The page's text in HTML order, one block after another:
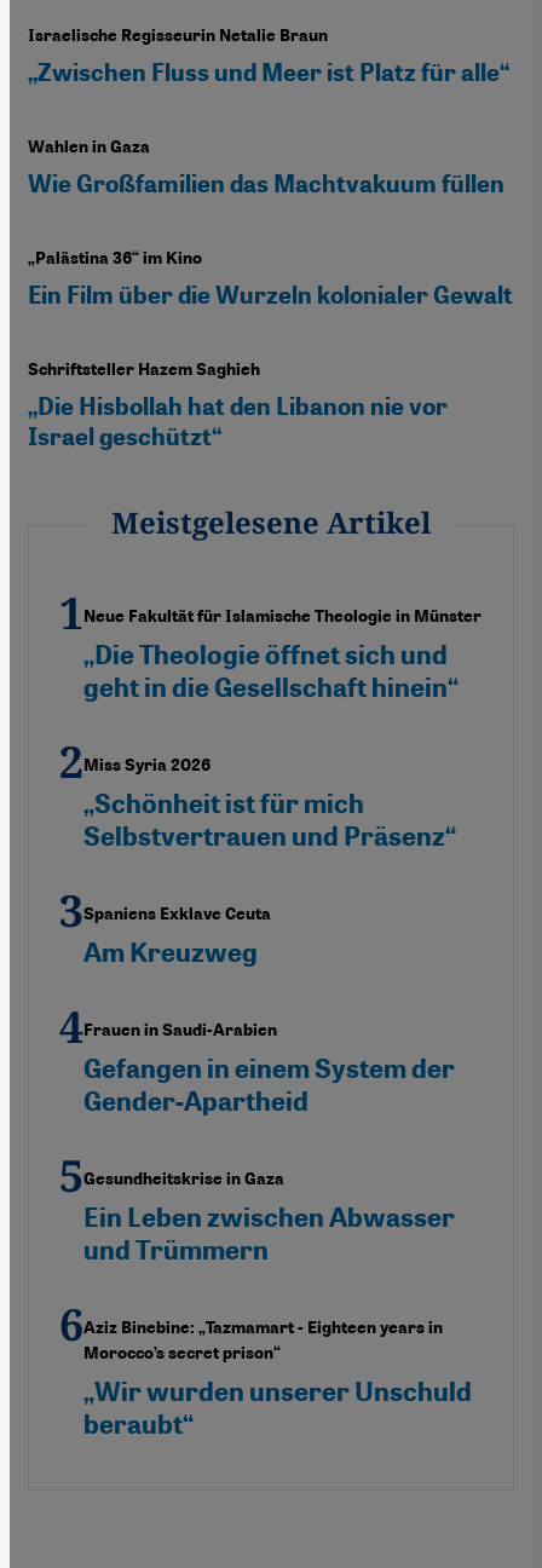
Israelische Regisseurin Netalie Braun
„Zwischen Fluss und Meer ist Platz für alle“
Wahlen in Gaza
Wie Großfamilien das Machtvakuum füllen
„Palästina 36“ im Kino
Ein Film über die Wurzeln kolonialer Gewalt
Schriftsteller Hazem Saghieh
„Die Hisbollah hat den Libanon nie vor
Israel geschützt“
Meistgelesene Artikel
Neue Fakultät für Islamische Theologie in Münster
„Die Theologie öffnet sich und
geht in die Gesellschaft hinein“
Miss Syria 2026
„Schönheit ist für mich
Selbstvertrauen und Präsenz“
Spaniens Exklave Ceuta
Am Kreuzweg
Frauen in Saudi-Arabien
Gefangen in einem System der
Gender-Apartheid
Gesundheitskrise in Gaza
Ein Leben zwischen Abwasser
und Trümmern
Aziz Binebine: „Tazmamart - Eighteen years in
Morocco’s secret prison“
„Wir wurden unserer Unschuld
beraubt“